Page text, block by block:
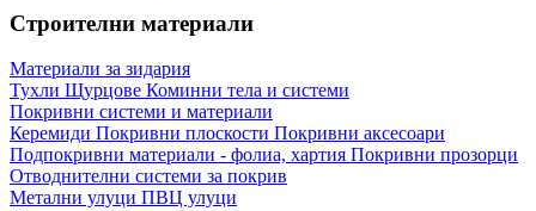
Строителни материали
Материали за зидария
Тухли Щурцове Коминни тела и системи
Покривни системи и материали
Керемиди Покривни плоскости Покривни аксесоари
Подпокривни материали - фолиа, хартия Покривни прозорци
Отводнителни системи за покрив
Метални улуци ПВЦ улуци